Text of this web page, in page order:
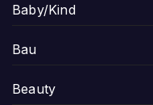
Baby/Kind
Bau
Beauty